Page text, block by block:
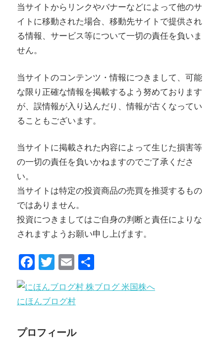
当サイトからリンクやバナーなどによって他のサ
イトに移動された場合、移動先サイトで提供され
る情報、サービス等について一切の責任を負いま
せん。
当サイトのコンテンツ・情報につきまして、可能
な限り正確な情報を掲載するよう努めております
が、誤情報が入り込んだり、情報が古くなってい
ることもございます。
当サイトに掲載された内容によって生じた損害等
の一切の責任を負いかねますのでご了承くださ
い。
当サイトは特定の投資商品の売買を推奨するもの
ではありません。
投資につきましてはご自身の判断と責任によりな
されますようお願い申し上げます。
Facebook
Twitter
Email
有
にほんブログ村
プロフィール